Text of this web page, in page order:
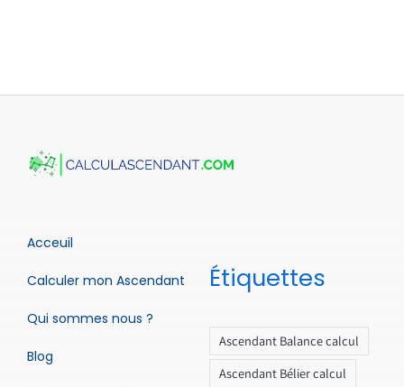
Acceuil
Calculer mon Ascendant
Qui sommes nous ?
Blog
Étiquettes
Ascendant Balance calcul
Ascendant Bélier calcul